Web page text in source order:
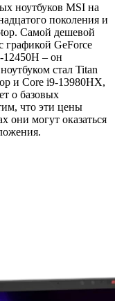
ноутбуков MSI на
поколения и
Самой дешевой
графикой GeForce
12450H – он
стал Titan
и Core i9-13980HX,
о базовых
что эти цены
они могут оказаться